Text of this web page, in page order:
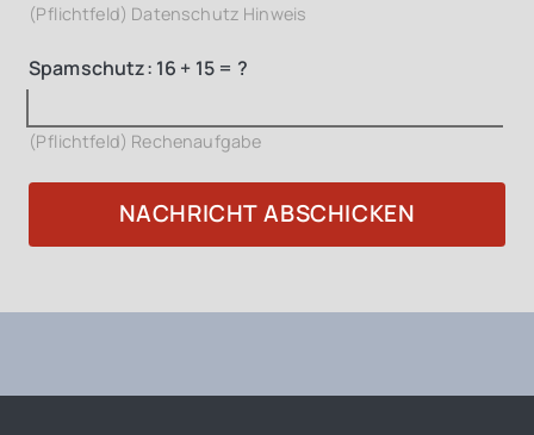
(Pflichtfeld) Datenschutz Hinweis
Spamschutz: 16 + 15 = ?
(Pflichtfeld) Rechenaufgabe
NACHRICHT ABSCHICKEN